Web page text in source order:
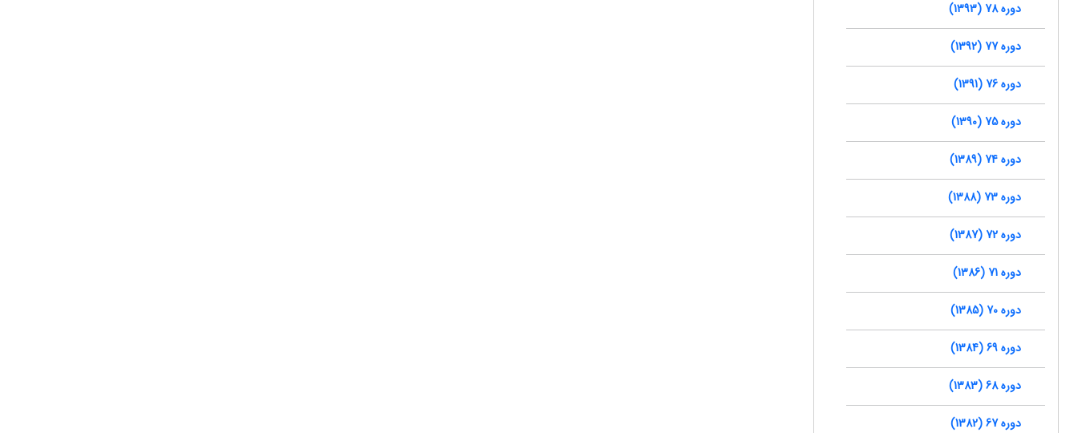
دوره 78 (1393)
دوره 77 (1392)
دوره 76 (1391)
دوره 75 (1390)
دوره 74 (1389)
دوره 73 (1388)
دوره 72 (1387)
دوره 71 (1386)
دوره 70 (1385)
دوره 69 (1384)
دوره 68 (1383)
دوره 67 (1382)